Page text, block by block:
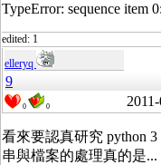
TypeError: sequence item
edited: 1
elleryq
9
0 0
看來要認真研究 python
串與檔案的處理真的是...